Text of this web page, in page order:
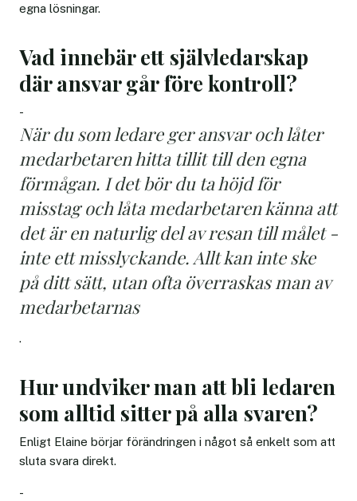
egna lösningar.
Vad innebär ett självledarskap
där ansvar går före kontroll?
-
När du som ledare ger ansvar och låter
medarbetaren hitta tillit till den egna
förmågan. I det bör du ta höjd för
misstag och låta medarbetaren känna att
det är en naturlig del av resan till målet -
inte ett misslyckande. Allt kan inte ske
på ditt sätt, utan ofta överraskas man av
medarbetarnas
.
Hur undviker man att bli ledaren
som alltid sitter på alla svaren?
Enligt Elaine börjar förändringen i något så enkelt som att
sluta svara direkt.
-